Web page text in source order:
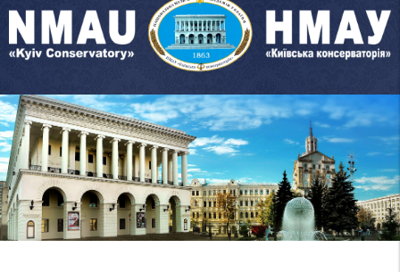
музична
академія
України